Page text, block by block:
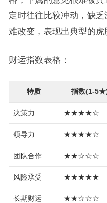
定时往往比较冲动，缺
难改变，表现出典型的虎
财运指数表格：
特质 指数(1-
决策力 ★★★★☆
领导力 ★★★★☆
团队合作 ★★☆☆☆
风险承受 ★★★★★
长期财运 ★★☆☆☆